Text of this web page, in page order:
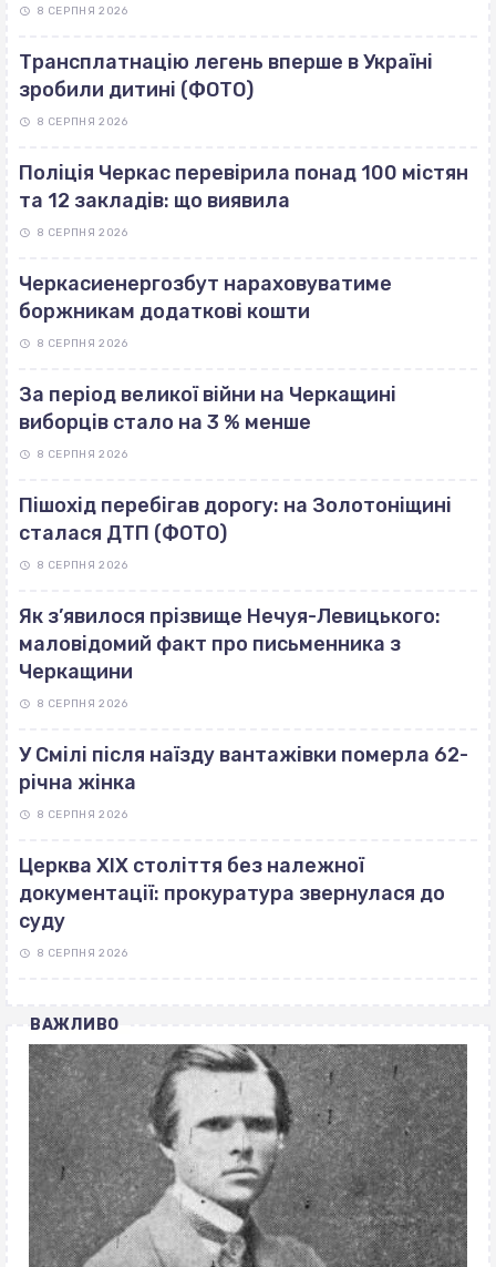
8 СЕРПНЯ 2026
Трансплатнацію легень вперше в Україні
зробили дитині (ФОТО)
8 СЕРПНЯ 2026
Поліція Черкас перевірила понад 100 містян
та 12 закладів: що виявила
8 СЕРПНЯ 2026
Черкасиенергозбут нараховуватиме
боржникам додаткові кошти
8 СЕРПНЯ 2026
За період великої війни на Черкащині
виборців стало на 3 % менше
8 СЕРПНЯ 2026
Пішохід перебігав дорогу: на Золотоніщині
сталася ДТП (ФОТО)
8 СЕРПНЯ 2026
Як з’явилося прізвище Нечуя-Левицького:
маловідомий факт про письменника з
Черкащини
8 СЕРПНЯ 2026
У Смілі після наїзду вантажівки померла 62-
річна жінка
8 СЕРПНЯ 2026
Церква ХІХ століття без належної
документації: прокуратура звернулася до
суду
8 СЕРПНЯ 2026
ВАЖЛИВО